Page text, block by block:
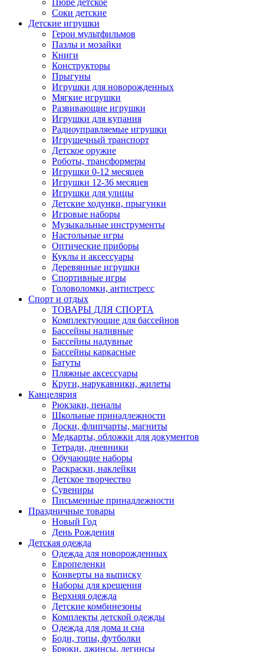
Пюре детское
Соки детские
Детские игрушки
Герои мультфильмов
Пазлы и мозайки
Книги
Конструкторы
Прыгуны
Игрушки для новорожденных
Мягкие игрушки
Развивающие игрушки
Игрушки для купания
Радиоуправляемые игрушки
Игрушечный транспорт
Детское оружие
Роботы, трансформеры
Игрушки 0-12 месяцев
Игрушки 12-36 месяцев
Игрушки для улицы
Детские ходунки, прыгунки
Игровые наборы
Музыкальные инструменты
Настольные игры
Оптические приборы
Куклы и аксессуары
Деревянные игрушки
Спортивные игры
Головоломки, антистресс
Спорт и отдых
ТОВАРЫ ДЛЯ СПОРТА
Комплектующие для бассейнов
Бассейны наливные
Бассейны надувные
Бассейны каркасные
Батуты
Пляжные аксессуары
Круги, нарукавники, жилеты
Канцелярия
Рюкзаки, пеналы
Школьные принадлежности
Доски, флипчарты, магниты
Медкарты, обложки для документов
Тетради, дневники
Обучающие наборы
Раскраски, наклейки
Детское творчество
Сувениры
Письменные принадлежности
Праздничные товары
Новый Год
День Рождения
Детская одежда
Одежда для новорожденных
Европеленки
Конверты на выписку
Наборы для крещения
Верхняя одежда
Детские комбинезоны
Комплекты детской одежды
Одежда для дома и сна
Боди, топы, футболки
Брюки, джинсы, легинсы